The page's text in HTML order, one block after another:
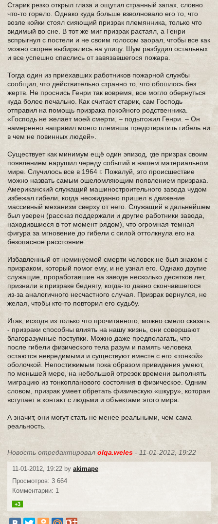
Старик резко открыл глаза и ощутил странный запах, словно
что-то горело. Однако куда больше взволновало его то, что
возле койки стоял сияющий призрак племянника, только что
видимый во сне. В тот же миг призрак растаял, а Генри
вспрыгнул с постели и не своим голосом заорал, чтобы все как
можно скорее выбирались на улицу. Шум разбудил остальных
и все успешно спаслись от завязавшегося пожара.
Тогда один из приехавших работников пожарной службы
сообщил, что действительно странно то, что обошлось без
жертв. Не проснись Генри так вовремя, все могло обернуться
куда более печально. Как считает старик, сам Господь
отправил на помощь призрака покойного родственника.
«Господь не желает моей смерти, – подытожил Генри. – Он
намеренно направил моего племяша предотвратить гибель ни
в чем не повинных людей».
Существует как минимум ещё один эпизод, где призрак своим
появлением нарушил череду событий в нашем материальном
мире. Случилось все в 1964 г. Пожалуй, это происшествие
можно назвать самым ошеломляющим появлением призрака.
Американский служащий машиностроительного завода чудом
избежал гибели, когда неожиданно пришел в движение
массивный механизм сверху от него. Служащий в дальнейшем
был уверен (рассказ поддержали и другие работники завода,
находившиеся в тот момент рядом), что огромная темная
фигура за мгновение до гибели с силой оттолкнула его на
безопасное расстояние.
Избавленный от неминуемой смерти человек не был знаком с
призраком, который помог ему, и не узнал его. Однако другие
служащие, проработавшие на заводе несколько десятков лет,
признали в призраке беднягу, когда-то давно скончавшегося
из-за аналогичного несчастного случая. Призрак вернулся, не
желая, чтобы кто-то повторил его судьбу.
Итак, исходя из только что прочитанного, можно смело сказать
- призраки способны влиять на нашу жизнь, они совершают
благоразумные поступки. Можно даже предполагать, что
после гибели физического тела разум и память человека
остаются невредимыми и существуют вместе с его «тонкой»
оболочкой. Непостижимым пока образом привидения умеют,
по меньшей мере, на небольшой отрезок времени выполнять
миграцию из тонкопланового состояния в физическое. Одним
словом, призрак умеет обретать физическую «шкуру», которая
вступает в контакт с людьми и объектами этого мира.
А значит, они могут стать не менее реальными, чем сама
реальность.
Новость отредактировал olqa.weles - 11-01-2012, 19:22
11-01-2012, 19:22 by akimape
Просмотров: 3 664
Комментарии: 1
+3